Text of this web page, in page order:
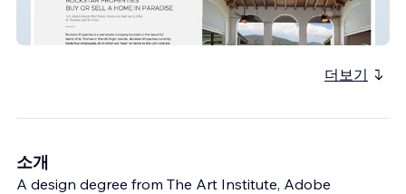
Rockstar Properties
더보기
소개
A design degree from The Art Institute, Adobe